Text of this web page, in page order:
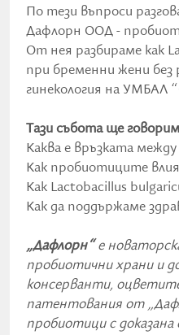
По тези въпроси
Дафлорн ООД -
От нея разбираме как
при бременни жени без
гинекология на УМБАЛ
Тази събота ще
Каква е връзката
Как пробиотиците
Как Lactobacillus
Как да поддържаме
„Дафлорн“ е
пробиотични храни и
консерванти,
патентования от
пробиотици с